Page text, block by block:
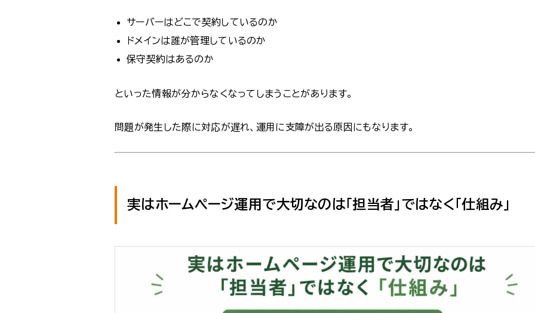
サーバーはどこで契約しているのか
ドメインは誰が管理しているのか
保守契約はあるのか
といった情報が分からなくなってしまうことがあります。
問題が発生した際に対応が遅れ、運用に支障が出る原因にもなります。
実はホームページ運用で大切なのは「担当者」ではなく「仕組み」